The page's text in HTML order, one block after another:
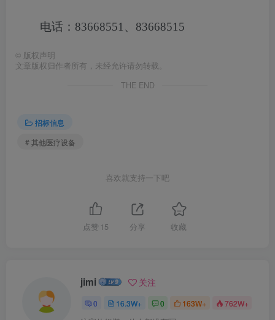
电话：83668551、83668515
© 版权声明
文章版权归作者所有，未经允许请勿转载。
THE END
招标信息
# 其他医疗设备
喜欢就支持一下吧
点赞 15 分享 收藏
jimi 关注
0 16.3W+ 0 163W+ 762W+